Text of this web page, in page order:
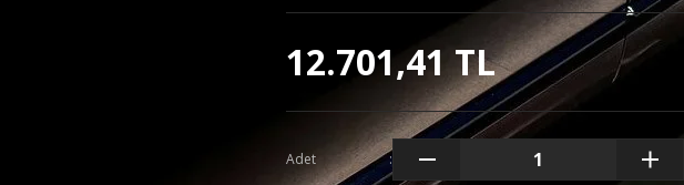
12.701,41 TL
Adet